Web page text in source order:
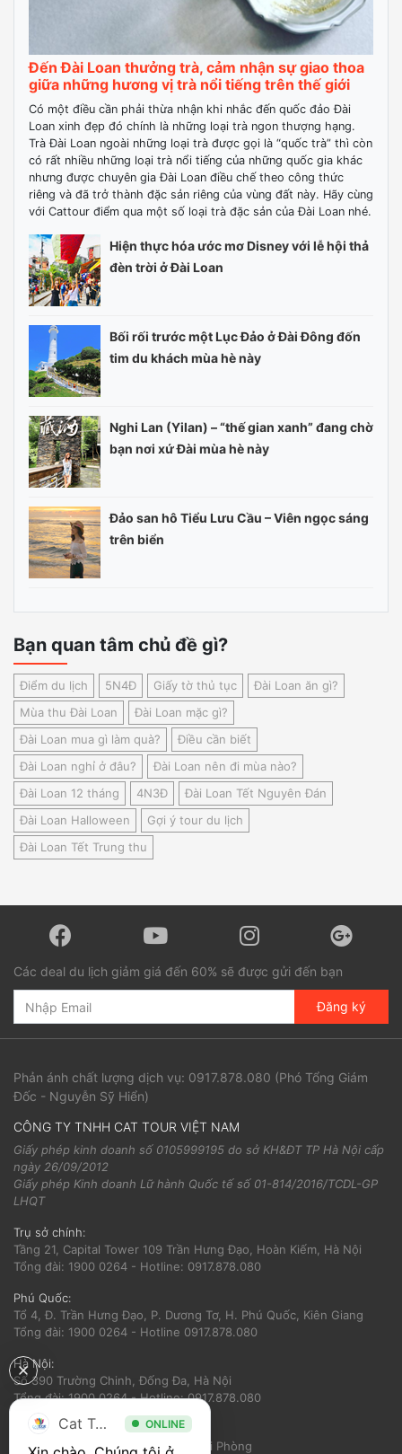
Đến Đài Loan thưởng trà, cảm nhận sự giao thoa
giữa những hương vị trà nổi tiếng trên thế giới
Có một điều cần phải thừa nhận khi nhắc đến quốc đảo Đài
Loan xinh đẹp đó chính là những loại trà ngon thượng hạng.
Trà Đài Loan ngoài những loại trà được gọi là “quốc trà” thì còn
có rất nhiều những loại trà nổi tiếng của những quốc gia khác
nhưng được chuyên gia Đài Loan điều chế theo công thức
riêng và đã trở thành đặc sản riêng của vùng đất này. Hãy cùng
với Cattour điểm qua một số loại trà đặc sản của Đài Loan nhé.
Hiện thực hóa ước mơ Disney với lễ hội thả
đèn trời ở Đài Loan
Bối rối trước một Lục Đảo ở Đài Đông đốn
tim du khách mùa hè này
Nghi Lan (Yilan) – “thế gian xanh” đang chờ
bạn nơi xứ Đài mùa hè này
Đảo san hô Tiểu Lưu Cầu – Viên ngọc sáng
trên biển
Bạn quan tâm chủ đề gì?
Điểm du lịch 5N4Đ Giấy tờ thủ tục
Đài Loan ăn gì?
Mùa thu Đài Loan
Đài Loan mặc gì?
Đài Loan mua gì làm quà?
Điều cần biết
Đài Loan nghỉ ở đâu?
Đài Loan nên đi mùa nào?
Đài Loan 12 tháng
4N3Đ
Đài Loan Tết Nguyên Đán
Đài Loan Halloween
Gợi ý tour du lịch
Đài Loan Tết Trung thu
Các deal du lịch giảm giá đến 60% sẽ được gửi đến bạn
Đăng ký
Phản ánh chất lượng dịch vụ: 0917.878.080 (Phó Tổng Giám
Đốc - Nguyễn Sỹ Hiển)
CÔNG TY TNHH CAT TOUR VIỆT NAM
Giấy phép kinh doanh số 0105999195 do sở KH&ĐT TP Hà Nội cấp
ngày 26/09/2012
Giấy phép Kinh doanh Lữ hành Quốc tế số 01-814/2016/TCDL-GP
LHQT
Trụ sở chính:
Tầng 21, Capital Tower 109 Trần Hưng Đạo, Hoàn Kiếm, Hà Nội
Tổng đài: 1900 0264 - Hotline: 0917.878.080
Phú Quốc:
Tổ 4, Đ. Trần Hưng Đạo, P. Dương Tơ, H. Phú Quốc, Kiên Giang
Tổng đài: 1900 0264 - Hotline 0917.878.080
Hà Nội:
Số 390 Trường Chinh, Đống Đa, Hà Nội
Tổng đài: 1900 0264 - Hotline: 0917.878.080
Hải Phòng:
Số 56 Nguyễn Trãi, Ngô Quyền, Hải Phòng
Cat Tour ONLINE